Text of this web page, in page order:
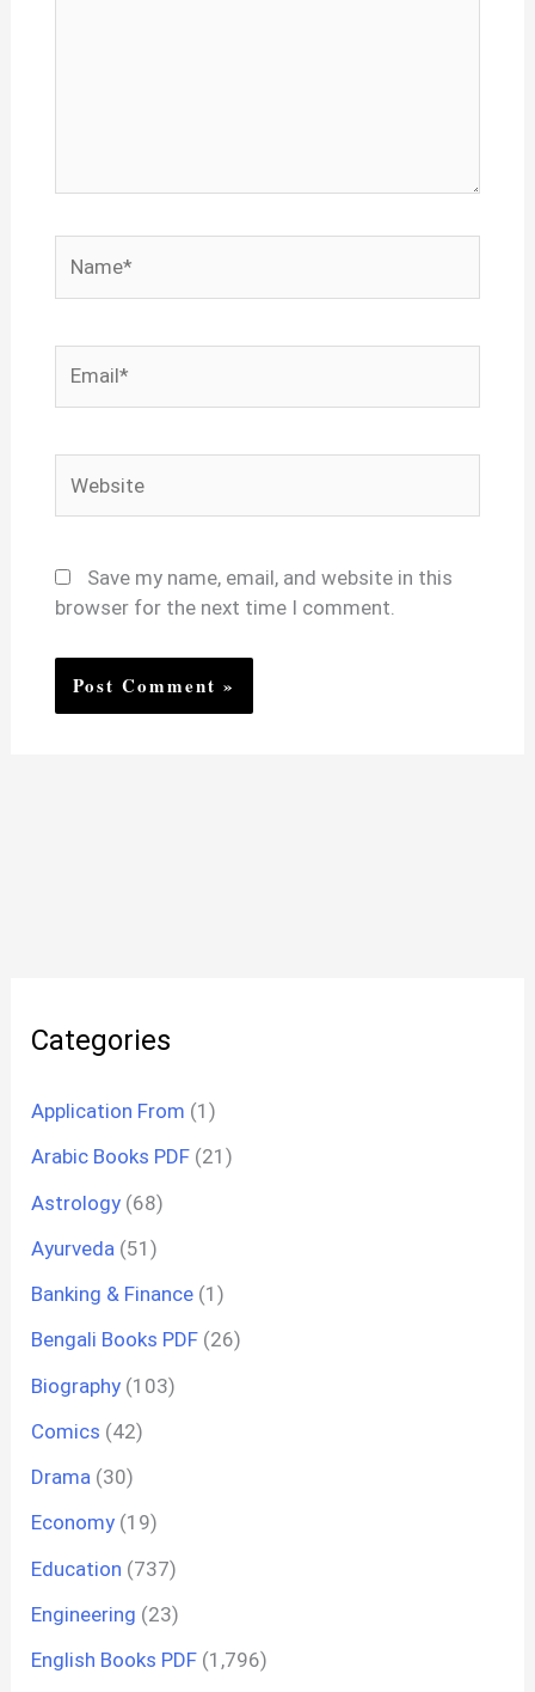
Save my name, email, and website in this
browser for the next time I comment.
Categories
Application From (1)
Arabic Books PDF (21)
Astrology (68)
Ayurveda (51)
Banking & Finance (1)
Bengali Books PDF (26)
Biography (103)
Comics (42)
Drama (30)
Economy (19)
Education (737)
Engineering (23)
English Books PDF (1,796)